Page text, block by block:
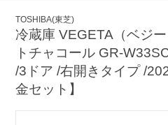
TOSHIBA(東芝)
冷蔵庫 VEGETA（ベジ
トチャコール GR-
/3ドア /右開きタイプ /
金セット】